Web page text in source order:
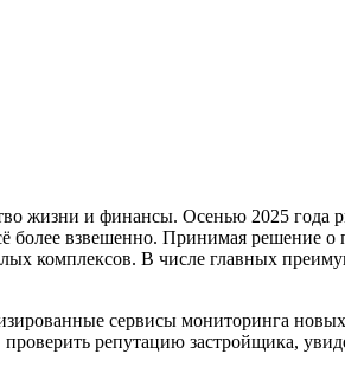
жизни и финансы. Осенью 2025 года
более взвешенно. Принимая решение о
комплексов. В числе главных
сервисы мониторинга
репутацию застройщика,